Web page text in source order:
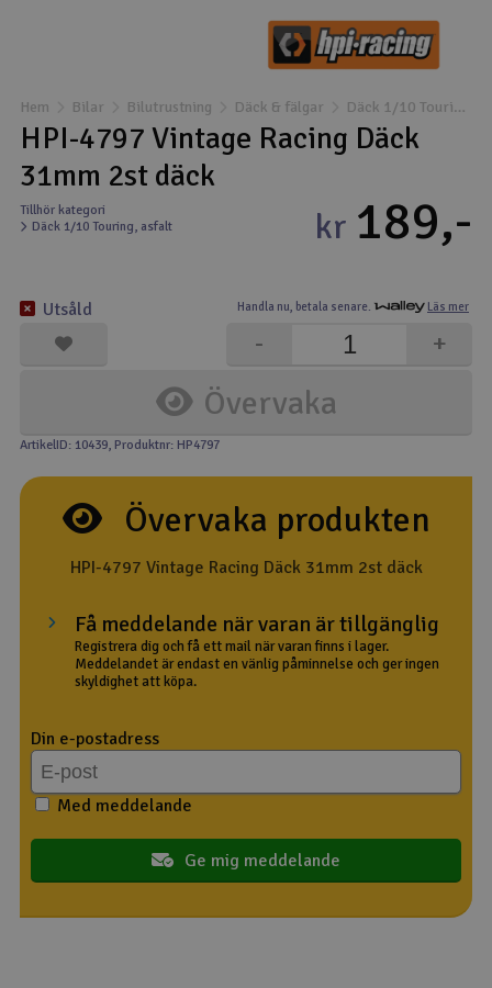
Drönare
Drönare för FPV
Flygplan
Kamerautrustning
Modelljärnväg
Motor & tillbehör
Outlet
Raketer
Scooter & elfordon
Smarthem, lek och hobby
Solenergi
Verktyg, utrustning och tillbehör
Presentkort
Hem Bilar Bilutrustning Däck & fälgar Däck 1/10 Touring, asfalt
HPI-4797 Vintage Racing Däck
31mm 2st däck
Tillhör kategori
Däck 1/10 Touring, asfalt
Handla nu, betala senare. Läs mer
kr 189,-
Övervaka
+
-
Utsåld
ArtikelID: 10439, Produktnr: HP4797
Övervaka produkten
HPI-4797 Vintage Racing Däck 31mm 2st däck
Få meddelande när varan är tillgänglig
Registrera dig och få ett mail när varan finns i lager.
Meddelandet är endast en vänlig påminnelse och ger ingen
skyldighet att köpa.
Din e-postadress
Med meddelande
Ge mig meddelande